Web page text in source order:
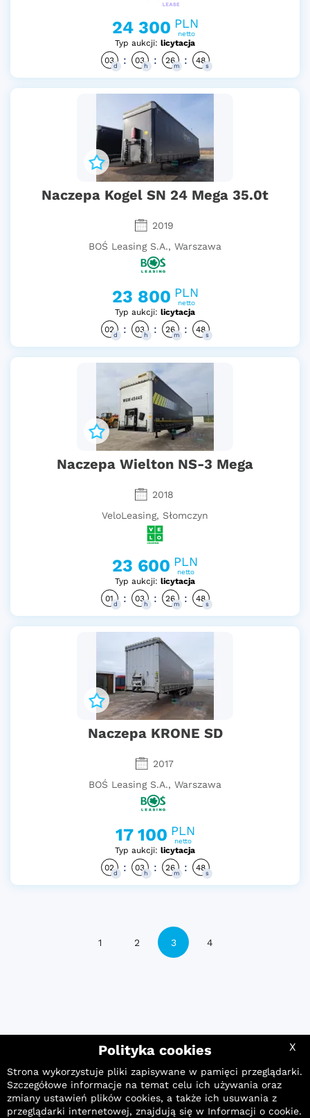
24 300 PLN
netto
Typ aukcji: licytacja
03
d : 03
h : 26
m : 47
s
Naczepa Kogel SN 24 Mega 35.0t
2019
BOŚ Leasing S.A., Warszawa
23 800 PLN
netto
Typ aukcji: licytacja
02
d : 03
h : 26
m : 47
s
Naczepa Wielton NS-3 Mega
2018
VeloLeasing, Słomczyn
23 600 PLN
netto
Typ aukcji: licytacja
01
d : 03
h : 26
m : 47
s
Naczepa KRONE SD
2017
BOŚ Leasing S.A., Warszawa
17 100 PLN
netto
Typ aukcji: licytacja
02
d : 03
h : 26
m : 47
s
1 2 3 4
Polityka cookies
Strona wykorzystuje pliki zapisywane w pamięci przeglądarki.
Szczegółowe informacje na temat celu ich używania oraz
zmiany ustawień plików cookies, a także ich usuwania z
przeglądarki internetowej, znajdują się w Informacji o cookie.
X